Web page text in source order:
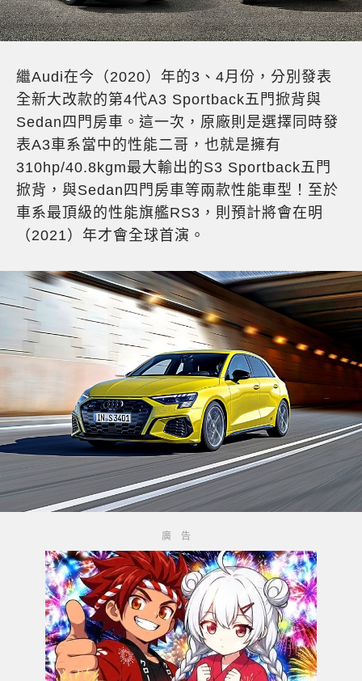
繼Audi在今（2020）年的3、4月份，分別發表
全新大改款的第4代A3 Sportback五門掀背與
Sedan四門房車。這一次，原廠則是選擇同時發
表A3車系當中的性能二哥，也就是擁有
310hp/40.8kgm最大輸出的S3 Sportback五門
掀背，與Sedan四門房車等兩款性能車型！至於
車系最頂級的性能旗艦RS3，則預計將會在明
（2021）年才會全球首演。